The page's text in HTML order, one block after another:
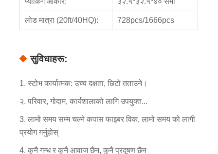
लोड मात्रा (20ft/40HQ): 728pcs/1666pcs
सुविधाहरू:
1. स्टोभ कार्यात्मक: उच्च दक्षता, छिटो तताउने।
२. परिवार, गोदाम, कार्यशालाको लागि उपयुक्त...
3. लामो समय सम्म चल्ने कपास फाइबर विक, लामो समय को लागी
प्रयोग गर्नुहोस्
4. कुनै गन्ध र कुनै आवाज छैन, कुनै प्रदूषण छैन